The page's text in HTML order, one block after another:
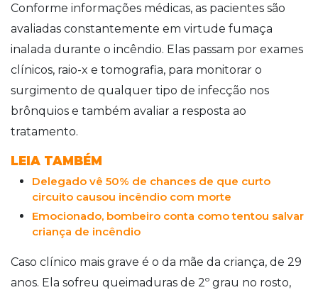
Conforme informações médicas, as pacientes são
avaliadas constantemente em virtude fumaça
inalada durante o incêndio. Elas passam por exames
clínicos, raio-x e tomografia, para monitorar o
surgimento de qualquer tipo de infecção nos
brônquios e também avaliar a resposta ao
tratamento.
LEIA TAMBÉM
Delegado vê 50% de chances de que curto
circuito causou incêndio com morte
Emocionado, bombeiro conta como tentou salvar
criança de incêndio
Caso clínico mais grave é o da mãe da criança, de 29
anos. Ela sofreu queimaduras de 2º grau no rosto,